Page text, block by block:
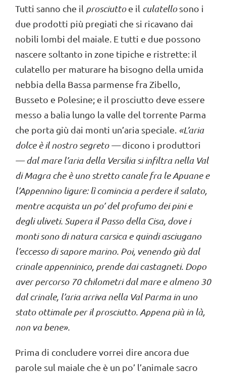
Tutti sanno che il prosciuttoe il culatellosono i
due prodotti più pregiati che si ricavano dai
nobili lombi del maiale. E tutti e due possono
nascere soltanto in zone tipiche e ristrette: il
culatello per maturare ha bisogno della umida
nebbia della Bassa parmense fra Zibello,
Busseto e Polesine; e il prosciutto deve essere
messo a balia lungo la valle del torrente Parma
che porta giù dai monti un’aria speciale. «L’aria
dolce è il nostro segreto —dicono i produttori
— dal mare l’aria della Versilia si infiltra nella Val
di Magra che è uno stretto canale fra le Apuane e
l’Appennino ligure: lì comincia a perdere il salato,
mentre acquista un po’ del profumo dei pini e
degli uliveti. Supera il Passo della Cisa, dove i
monti sono di natura carsica e quindi asciugano
l’eccesso di sapore marino. Poi, venendo giù dal
crinale appenninico, prende dai castagneti. Dopo
aver percorso 70chilometri dal mare e almeno 30
dal crinale, l’aria arriva nella Val Parma in uno
stato ottimale per il prosciutto. Appena più in là,
non va bene».
Prima di concludere vorrei dire ancora due
parole sul maiale che è un po’ l’animale sacro